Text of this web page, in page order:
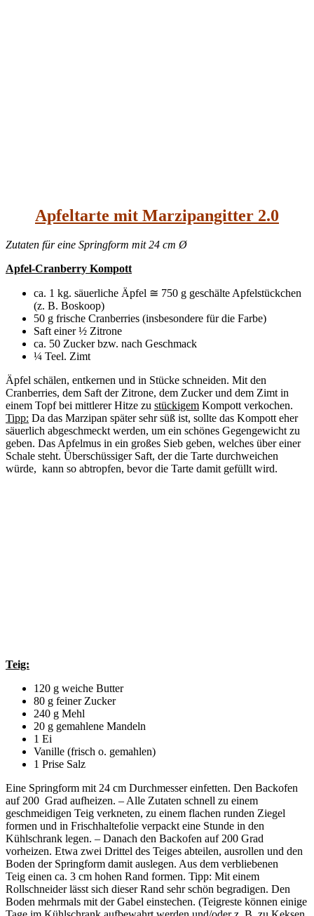
Apfeltarte mit Marzipangitter 2.0
Zutaten für eine Springform mit 24 cm Ø
Apfel-Cranberry Kompott
ca. 1 kg. säuerliche Äpfel ≅ 750 g geschälte Apfelstückchen
(z. B. Boskoop)
50 g frische Cranberries (insbesondere für die Farbe)
Saft einer ½ Zitrone
ca. 50 Zucker bzw. nach Geschmack
¼ Teel. Zimt
Äpfel schälen, entkernen und in Stücke schneiden. Mit den
Cranberries, dem Saft der Zitrone, dem Zucker und dem Zimt in
einem Topf bei mittlerer Hitze zu stückigem Kompott verkochen.
Tipp: Da das Marzipan später sehr süß ist, sollte das Kompott eher
säuerlich abgeschmeckt werden, um ein schönes Gegengewicht zu
geben. Das Apfelmus in ein großes Sieb geben, welches über einer
Schale steht. Überschüssiger Saft, der die Tarte durchweichen
würde, kann so abtropfen, bevor die Tarte damit gefüllt wird.
Teig:
120 g weiche Butter
80 g feiner Zucker
240 g Mehl
20 g gemahlene Mandeln
1 Ei
Vanille (frisch o. gemahlen)
1 Prise Salz
Eine Springform mit 24 cm Durchmesser einfetten. Den Backofen
auf 200 Grad aufheizen. – Alle Zutaten schnell zu einem
geschmeidigen Teig verkneten, zu einem flachen runden Ziegel
formen und in Frischhaltefolie verpackt eine Stunde in den
Kühlschrank legen. – Danach den Backofen auf 200 Grad
vorheizen. Etwa zwei Drittel des Teiges abteilen, ausrollen und den
Boden der Springform damit auslegen. Aus dem verbliebenen
Teig einen ca. 3 cm hohen Rand formen. Tipp: Mit einem
Rollschneider lässt sich dieser Rand sehr schön begradigen. Den
Boden mehrmals mit der Gabel einstechen. (Teigreste können einige